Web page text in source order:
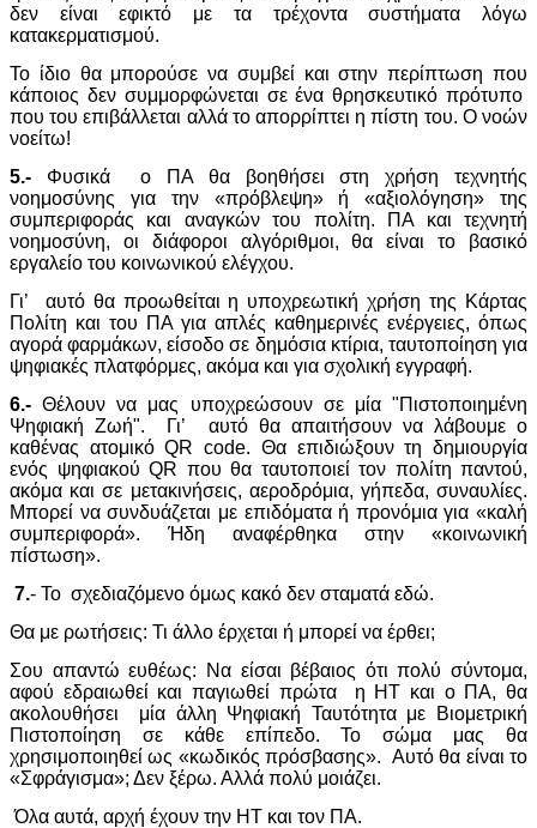
δεν είναι εφικτό με τα τρέχοντα συστήματα λόγω
κατακερματισμού.
Το ίδιο θα μπορούσε να συμβεί και στην περίπτωση που
κάποιος δεν συμμορφώνεται σε ένα θρησκευτικό πρότυπο
που του επιβάλλεται αλλά το απορρίπτει η πίστη του. Ο νοών
νοείτω!
5.- Φυσικά ο ΠΑ θα βοηθήσει στη χρήση τεχνητής
νοημοσύνης για την «πρόβλεψη» ή «αξιολόγηση» της
συμπεριφοράς και αναγκών του πολίτη. ΠΑ και τεχνητή
νοημοσύνη, οι διάφοροι αλγόριθμοι, θα είναι το βασικό
εργαλείο του κοινωνικού ελέγχου.
Γι’ αυτό θα προωθείται η υποχρεωτική χρήση της Κάρτας
Πολίτη και του ΠΑ για απλές καθημερινές ενέργειες, όπως
αγορά φαρμάκων, είσοδο σε δημόσια κτίρια, ταυτοποίηση για
ψηφιακές πλατφόρμες, ακόμα και για σχολική εγγραφή.
6.- Θέλουν να μας υποχρεώσουν σε μία "Πιστοποιημένη
Ψηφιακή Ζωή". Γι’ αυτό θα απαιτήσουν να λάβουμε ο
καθένας ατομικό QR code. Θα επιδιώξουν τη δημιουργία
ενός ψηφιακού QR που θα ταυτοποιεί τον πολίτη παντού,
ακόμα και σε μετακινήσεις, αεροδρόμια, γήπεδα, συναυλίες.
Μπορεί να συνδυάζεται με επιδόματα ή προνόμια για «καλή
συμπεριφορά». Ήδη αναφέρθηκα στην «κοινωνική
πίστωση».
7.- Το σχεδιαζόμενο όμως κακό δεν σταματά εδώ.
Θα με ρωτήσεις: Τι άλλο έρχεται ή μπορεί να έρθει;
Σου απαντώ ευθέως: Να είσαι βέβαιος ότι πολύ σύντομα,
αφού εδραιωθεί και παγιωθεί πρώτα η ΗΤ και ο ΠΑ, θα
ακολουθήσει μία άλλη Ψηφιακή Ταυτότητα με Βιομετρική
Πιστοποίηση σε κάθε επίπεδο. Το σώμα μας θα
χρησιμοποιηθεί ως «κωδικός πρόσβασης». Αυτό θα είναι το
«Σφράγισμα»; Δεν ξέρω. Αλλά πολύ μοιάζει.
Όλα αυτά, αρχή έχουν την ΗΤ και τον ΠΑ.